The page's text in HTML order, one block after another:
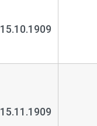
15.10.1909
15.11.1909